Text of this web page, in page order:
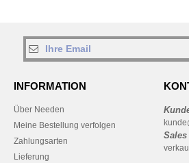
INFORMATION
Über Needen
Meine Bestellung verfolgen
Zahlungsarten
Lieferung
Sales